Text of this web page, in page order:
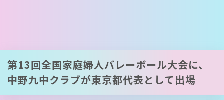
第13回全国家庭婦人バレーボール大会に、
中野九中クラブが東京都代表として出場